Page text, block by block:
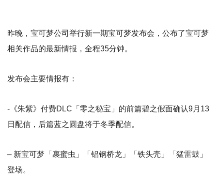
昨晚，宝可梦公司举行新一期宝可梦发布会，公布了宝可梦
相关作品的最新情报，全程35分钟。
发布会主要情报有：
-《朱紫》付费DLC「零之秘宝」的前篇碧之假面确认9月13
日配信，后篇蓝之圆盘将于冬季配信。
– 新宝可梦「裹蜜虫」「铝钢桥龙」「铁头壳」「猛雷鼓」
登场。